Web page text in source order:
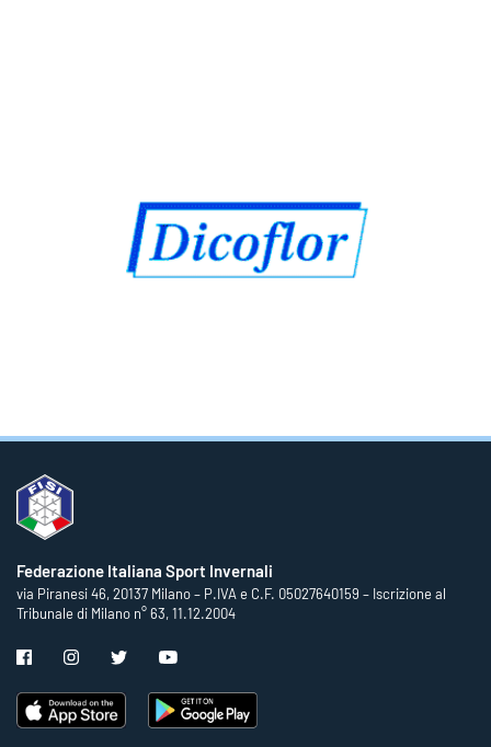
Federazione Italiana Sport Invernali
via Piranesi 46, 20137 Milano – P.IVA e C.F. 05027640159 – Iscrizione al
Tribunale di Milano n° 63, 11.12.2004